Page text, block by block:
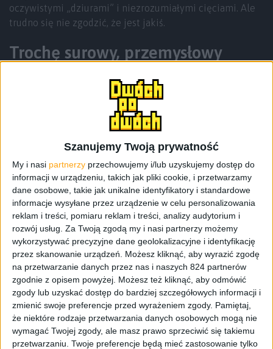
Szanujemy Twoją prywatność
My i nasi partnerzy przechowujemy i/lub uzyskujemy dostęp do
informacji w urządzeniu, takich jak pliki cookie, i przetwarzamy
dane osobowe, takie jak unikalne identyfikatory i standardowe
informacje wysyłane przez urządzenie w celu personalizowania
reklam i treści, pomiaru reklam i treści, analizy audytorium i
rozwój usług. Za Twoją zgodą my i nasi partnerzy możemy
wykorzystywać precyzyjne dane geolokalizacyjne i identyfikację
przez skanowanie urządzeń. Możesz kliknąć, aby wyrazić zgodę
na przetwarzanie danych przez nas i naszych 824 partnerów
zgodnie z opisem powyżej. Możesz też kliknąć, aby odmówić
zgody lub uzyskać dostęp do bardziej szczegółowych informacji i
zmienić swoje preferencje przed wyrażeniem zgody. Pamiętaj,
że niektóre rodzaje przetwarzania danych osobowych mogą nie
wymagać Twojej zgody, ale masz prawo sprzeciwić się takiemu
przetwarzaniu. Twoje preferencje będą mieć zastosowanie tylko
oczywistymi „dziurami” i niezrozumiałymi cięciami. Ale
trudno się nie zgodzić, że jest jakiś.
Trochę surowy, przemysłowy
Muszę zacząć od wyglądu i tej trochę na wyrost nazwanej
przez niektórych modułowości, bo mnie skręci już na
starcie. CMF Phone 1 podzielił użytkowników, bo
spotkałem się z opiniami, że jest mega, ale też z takimi,
które twierdzą, że coś tu poszło nie tak. Przyznam, że
ekscytacji u mnie nie widać, ale fakt, że jest to jeden z
nieszablonowych smartfonów jakie ostatnio widziałem.
Wygląda inaczej niż inne smartfony, nawet jeśli
weźmiemy tutaj pod uwagę poprzednie modele Nothing.
Nie ma tu ani jednego paska ledowego, ale jest mocno
industrialny wygląd z ciekawie odciętą wyspą z
aparatami (tylko dwoma, no skandal!), śrubami w
obudowie i czymś okrągłym w dolnym rogu (co w
rzeczywistości jest też piątą śrubą i tzw.Accessory Point ).
Tak, śrubami, które możemy odkręcić dołączonym do
zestawu śrubokrętem. Po co? I tu pojawia się, nazwana
przeze mnie, budżetowa modułowość.